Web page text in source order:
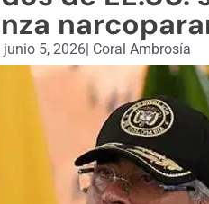
junio 5, 2026 Coral Ambrosía